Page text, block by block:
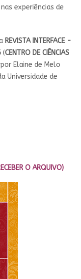
experiências de
REVISTA INTERFACE -
(CENTRO DE CIÊNCIAS
Elaine de Melo
Universidade de
O ARQUIVO)